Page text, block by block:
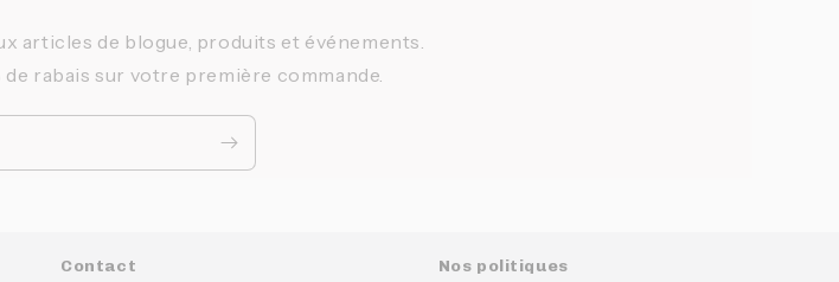
articles de blogue, produits et événements.
rabais sur votre première commande.
Contact Nos politiques